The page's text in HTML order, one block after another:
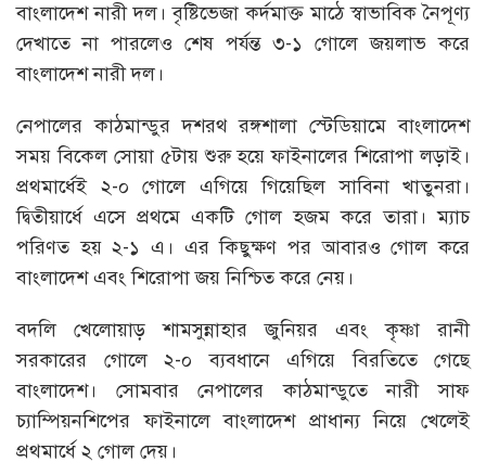
বাংলাদেশ নারী দল। বৃষ্টিভেজা কর্দমাক্ত মাঠে স্বাভাবিক নৈপূণ্য
দেখাতে না পারলেও শেষ পর্যন্ত ৩-১ গোলে জয়লাভ করে
বাংলাদেশ নারী দল।
নেপালের কাঠমান্ডুর দশরথ রঙ্গশালা স্টেডিয়ামে বাংলাদেশ
সময় বিকেল সোয়া ৫টায় শুরু হয়ে ফাইনালের শিরোপা লড়াই।
প্রথমার্ধেই ২-০ গোলে এগিয়ে গিয়েছিল সাবিনা খাতুনরা।
দ্বিতীয়ার্ধে এসে প্রথমে একটি গোল হজম করে তারা। ম্যাচ
পরিণত হয় ২-১ এ। এর কিছুক্ষণ পর আবারও গোল করে
বাংলাদেশ এবং শিরোপা জয় নিশ্চিত করে নেয়।
বদলি খেলোয়াড় শামসুন্নাহার জুনিয়র এবং কৃষ্ণা রানী
সরকারের গোলে ২-০ ব্যবধানে এগিয়ে বিরতিতে গেছে
বাংলাদেশ। সোমবার নেপালের কাঠমান্ডুতে নারী সাফ
চ্যাম্পিয়নশিপের ফাইনালে বাংলাদেশ প্রাধান্য নিয়ে খেলেই
প্রথমার্ধে ২ গোল দেয়।